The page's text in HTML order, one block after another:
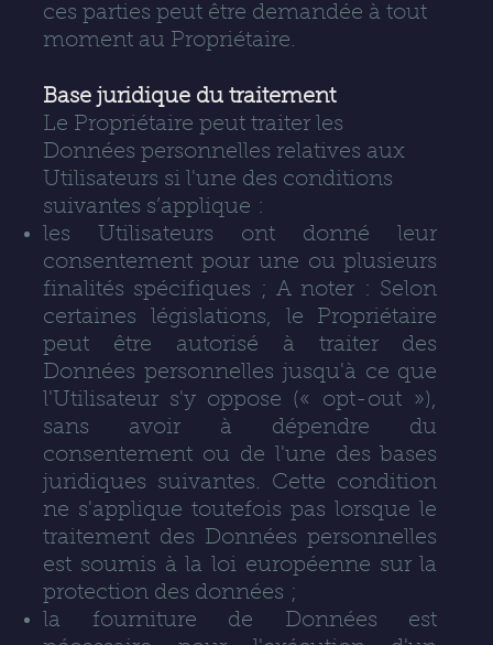
ces parties peut être demandée à tout
moment au Propriétaire.
Base juridique du traitement
Le Propriétaire peut traiter les
Données personnelles relatives aux
Utilisateurs si l'une des conditions
suivantes s’applique :
les Utilisateurs ont donné leur
consentement pour une ou plusieurs
finalités spécifiques ; A noter : Selon
certaines législations, le Propriétaire
peut être autorisé à traiter des
Données personnelles jusqu'à ce que
l'Utilisateur s'y oppose (« opt-out »),
sans avoir à dépendre du
consentement ou de l'une des bases
juridiques suivantes. Cette condition
ne s'applique toutefois pas lorsque le
traitement des Données personnelles
est soumis à la loi européenne sur la
protection des données ;
la fourniture de Données est